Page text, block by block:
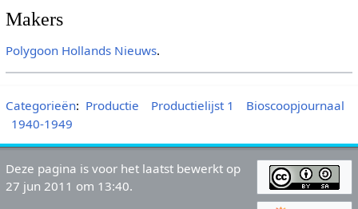
Makers
Polygoon Hollands Nieuws.
Categorieën: Productie Productielijst 1
Bioscoopjournaal
1940-1949
Deze pagina is voor het laatst bewerkt op
27 jun 2011 om 13:40.